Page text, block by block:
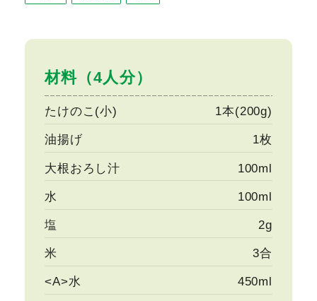
材料（4人分）
たけのこ(小) 1本(200g)
油揚げ 1枚
大根おろし汁 100ml
水 100ml
塩 2g
米 3合
<A>水 450ml